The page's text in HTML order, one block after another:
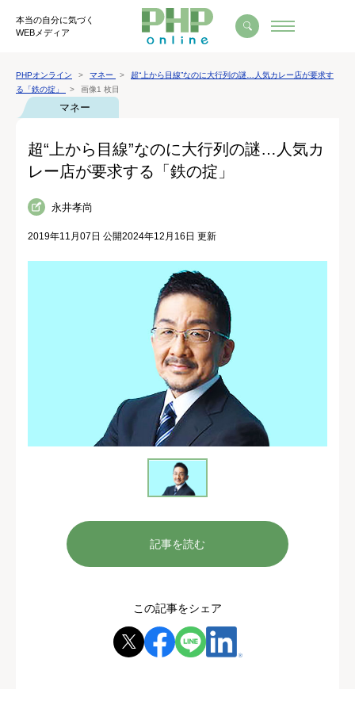
本当の自分に気づく
WEBメディア
PHPオンライン マネー
超“上から目線”なのに大行列の謎…人気カレー店が要求す
る「鉄の掟」
画像1 枚目
マネー
超“上から目線”なのに大行列の謎…人気カ
レー店が要求する「鉄の掟」
永井孝尚
2019年11月07日 公開2024年12月16日 更新
記事を読む
この記事をシェア